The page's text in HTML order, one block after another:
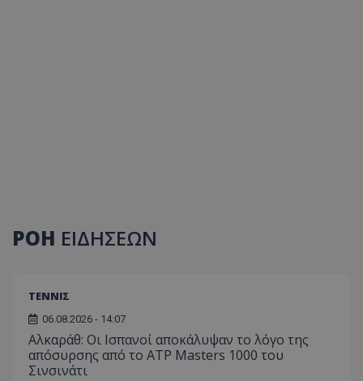
ΡΟΗ ΕΙΔΗΣΕΩΝ
ΤΕΝΝΙΣ
06.08.2026 - 14:07
Αλκαράθ: Οι Ισπανοί αποκάλυψαν το λόγο της
απόσυρσης από το ATP Masters 1000 του
Σινσινάτι